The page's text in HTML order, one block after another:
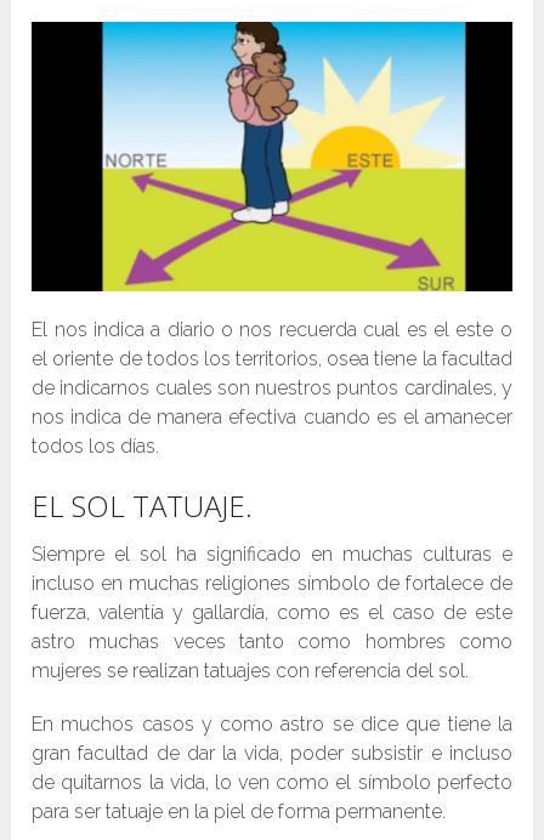
El nos indica a diario o nos recuerda cual es el este o
el oriente de todos los territorios, osea tiene la facultad
de indicarnos cuales son nuestros puntos cardinales, y
nos indica de manera efectiva cuando es el amanecer
todos los días.
EL SOL TATUAJE.
Siempre el sol ha significado en muchas culturas e
incluso en muchas religiones símbolo de fortalece de
fuerza, valentía y gallardía, como es el caso de este
astro muchas veces tanto como hombres como
mujeres se realizan tatuajes con referencia del sol.
En muchos casos y como astro se dice que tiene la
gran facultad de dar la vida, poder subsistir e incluso
de quitarnos la vida, lo ven como el símbolo perfecto
para ser tatuaje en la piel de forma permanente.